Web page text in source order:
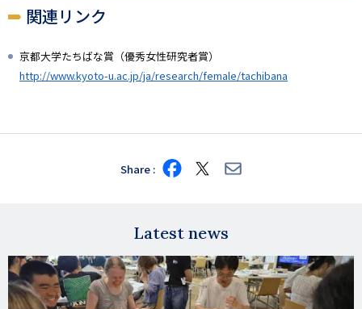
関連リンク
京都大学たちばな賞（優秀女性研究者賞）
http://www.kyoto-u.ac.jp/ja/research/female/tachibana
Share Share
on
Share
on
Share
via
Latest news